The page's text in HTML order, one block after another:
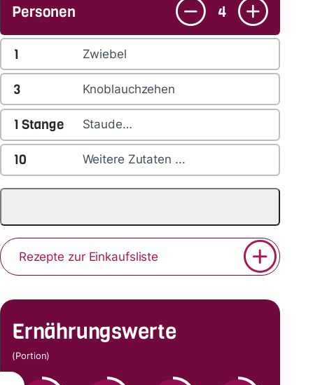
Personen 4
1 Zwiebel
3 Knoblauchzehen
1 Stange Staude…
10 Weitere Zutaten ...
Rezepte zur Einkaufsliste
Ernährungswerte
(Portion)